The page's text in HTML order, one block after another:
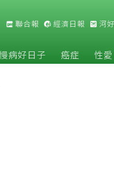
聯合報 經濟日報 河
病好日子 癌症 性愛